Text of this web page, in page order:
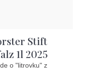
Stift
1l 2025
o "litrovku" z